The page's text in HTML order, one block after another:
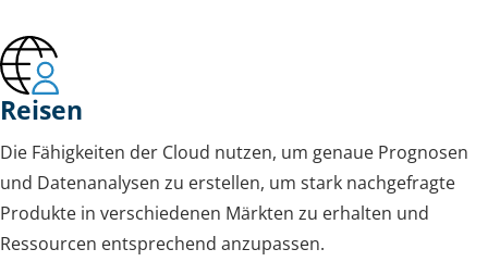
Reisen
Die Fähigkeiten der Cloud nutzen, um genaue Prognosen
und Datenanalysen zu erstellen, um stark nachgefragte
Produkte in verschiedenen Märkten zu erhalten und
Ressourcen entsprechend anzupassen.